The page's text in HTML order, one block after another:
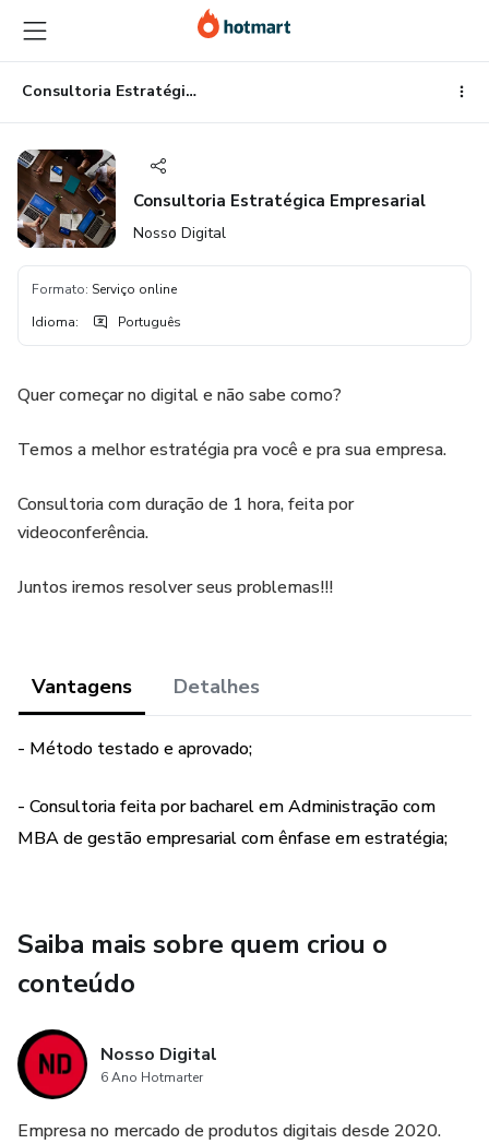
para
o
conteúdo
principal
para
o
pagamento
para
o
rodapé
Consultoria Estratégica Empresarial
Consultoria Estratégica Empresarial
Nosso Digital
Formato: Serviço online
Idioma: Português
Quer começar no digital e não sabe como?
Temos a melhor estratégia pra você e pra sua empresa.
Consultoria com duração de 1 hora, feita por
videoconferência.
Juntos iremos resolver seus problemas!!!
Vantagens Detalhes
- Método testado e aprovado;
- Consultoria feita por bacharel em Administração com
MBA de gestão empresarial com ênfase em estratégia;
Saiba mais sobre quem criou o
conteúdo
Nosso Digital
6 Ano Hotmarter
Empresa no mercado de produtos digitais desde 2020.